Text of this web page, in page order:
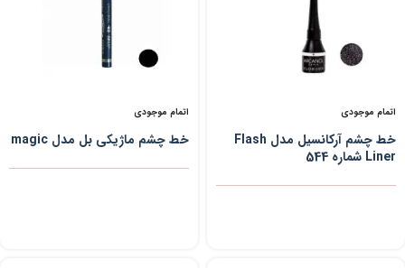
اتمام موجودی
خط چشم آرکانسیل مدل Flash
Liner شماره 544
اتمام موجودی
خط چشم ماژیکی بل مدل magic